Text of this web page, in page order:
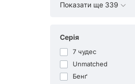
Показати ще 339
Серія
7 чудес
Unmatched
Бенґ